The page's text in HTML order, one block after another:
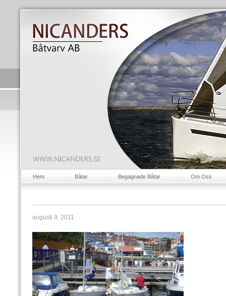
Hem Båtar Begagnade Båtar Om Oss
augusti 9, 2011